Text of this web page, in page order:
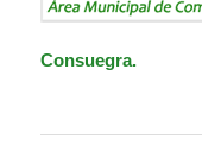
Consuegra.